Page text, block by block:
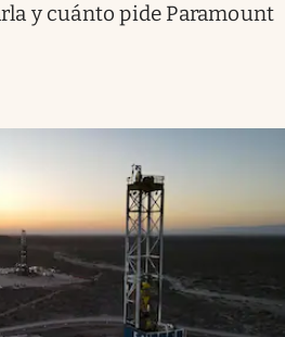
y cuánto pide Paramount